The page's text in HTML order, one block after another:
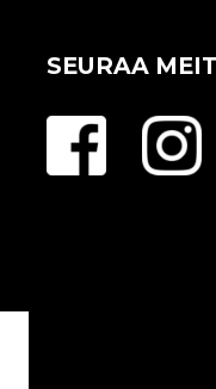
SEURAA